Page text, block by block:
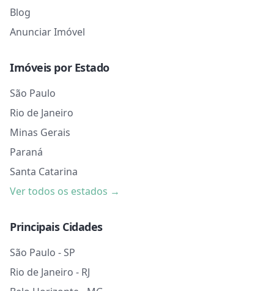
Blog
Anunciar Imóvel
Imóveis por Estado
São Paulo
Rio de Janeiro
Minas Gerais
Paraná
Santa Catarina
Ver todos os estados →
Principais Cidades
São Paulo - SP
Rio de Janeiro - RJ